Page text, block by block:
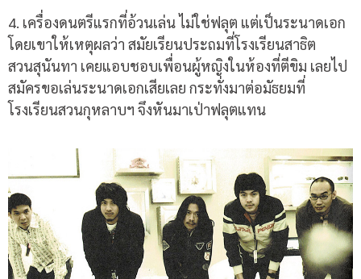
4. เครื่องดนตรีแรกที่อ้วนเล่น ไม่ใช่ฟลุต แต่เป็นระนาดเอก
โดยเขาให้เหตุผลว่า สมัยเรียนประถมที่โรงเรียนสาธิต
สวนสุนันทา เคยแอบชอบเพื่อนผู้หญิงในห้องที่ตีขิม เลยไป
สมัครขอเล่นระนาดเอกเสียเลย กระทั่งมาต่อมัธยมที่
โรงเรียนสวนกุหลาบฯ จึงหันมาเป่าฟลุตแทน